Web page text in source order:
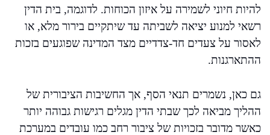
להיות חיוני לשמירה על איזון הכוחות. לדוגמה, בית הדין
רשאי למנוע יציאה לשביתה עד שיתקיים בירור מלא, או
לאסור על צעדים חד-צדדיים מצד המדינה שפוגעים בזכות
ההתארגנות.
גם כאן, נשמרים תנאי הסף, אך החשיבות הציבורית של
ההליך מביאה לכך שבתי הדין מגלים רגישות גבוהה יותר
כאשר מדובר בזכויות של ציבור רחב כמו עובדים במערכת